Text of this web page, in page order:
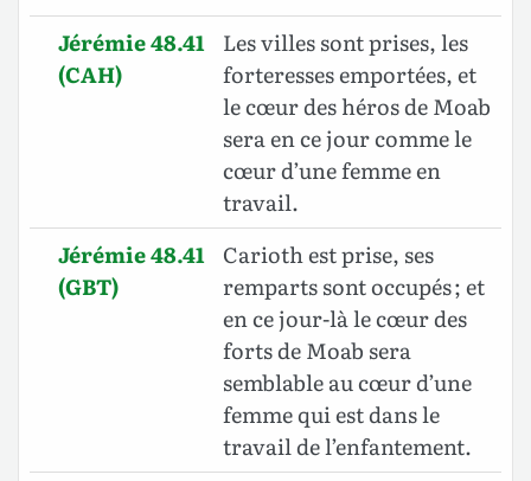
Jérémie 48.41
(CAH)
Les villes sont prises, les
forteresses emportées, et
le cœur des héros de Moab
sera en ce jour comme le
cœur d’une femme en
travail.
Jérémie 48.41
(GBT)
Carioth est prise, ses
remparts sont occupés ; et
en ce jour-là le cœur des
forts de Moab sera
semblable au cœur d’une
femme qui est dans le
travail de l’enfantement.